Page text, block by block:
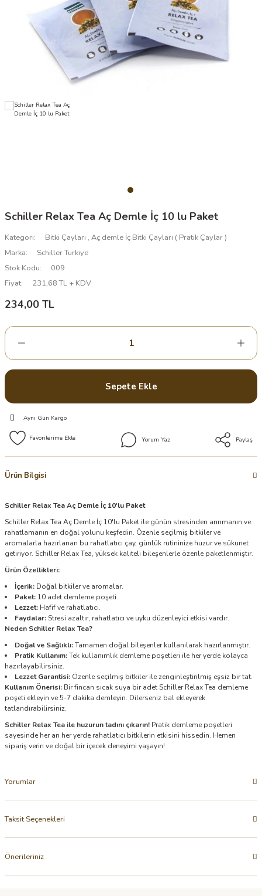
Schiller Relax Tea Aç Demle İç 10 lu Paket
Kategori Bitki Çayları , Aç demle İç Bitki Çayları ( Pratik Çaylar )
Marka
Schiller Turkiye
Stok Kodu
009
Fiyat
231,68 TL + KDV
234,00 TL
Sepete Ekle
Aynı Gün Kargo
Yorum Yaz Paylaş
Ürün Bilgisi
Schiller Relax Tea Aç Demle İç 10'lu Paket
Schiller Relax Tea Aç Demle İç 10'lu Paket ile günün stresinden arınmanın ve
rahatlamanın en doğal yolunu keşfedin. Özenle seçilmiş bitkiler ve
aromalarla hazırlanan bu rahatlatıcı çay, günlük rutininize huzur ve sükunet
getiriyor. Schiller Relax Tea, yüksek kaliteli bileşenlerle özenle paketlenmiştir.
Ürün Özellikleri:
İçerik: Doğal bitkiler ve aromalar.
Paket: 10 adet demleme poşeti.
Lezzet: Hafif ve rahatlatıcı.
Faydalar:Stresi azaltır, rahatlatıcı ve uyku düzenleyici etkisi vardır.
Neden Schiller Relax Tea?
Doğal ve Sağlıklı:Tamamen doğal bileşenler kullanılarak hazırlanmıştır.
Pratik Kullanım:Tek kullanımlık demleme poşetleri ile her yerde kolayca
hazırlayabilirsiniz.
Lezzet Garantisi: Özenle seçilmiş bitkiler ile zenginleştirilmiş eşsiz bir tat.
Kullanım Önerisi: Bir fincan sıcak suya bir adet Schiller Relax Tea demleme
poşeti ekleyin ve 5-7 dakika demleyin. Dilerseniz bal ekleyerek
tatlandırabilirsiniz.
Schiller Relax Tea ile huzurun tadını çıkarın! Pratik demleme poşetleri
sayesinde her an her yerde rahatlatıcı bitkilerin etkisini hissedin. Hemen
sipariş verin ve doğal bir içecek deneyimi yaşayın!
Yorumlar
Taksit Seçenekleri
Önerileriniz